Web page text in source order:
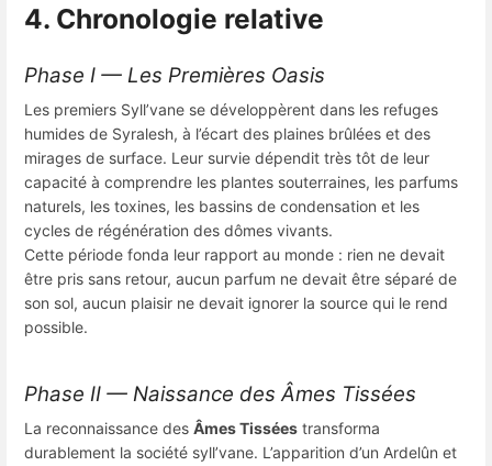
4. Chronologie relative
Phase I — Les Premières Oasis
Les premiers Syll’vane se développèrent dans les refuges
humides de Syralesh, à l’écart des plaines brûlées et des
mirages de surface. Leur survie dépendit très tôt de leur
capacité à comprendre les plantes souterraines, les parfums
naturels, les toxines, les bassins de condensation et les
cycles de régénération des dômes vivants.
Cette période fonda leur rapport au monde : rien ne devait
être pris sans retour, aucun parfum ne devait être séparé de
son sol, aucun plaisir ne devait ignorer la source qui le rend
possible.
Phase II — Naissance des Âmes Tissées
La reconnaissance des Âmes Tissées transforma
durablement la société syll’vane. L’apparition d’un Ardelûn et